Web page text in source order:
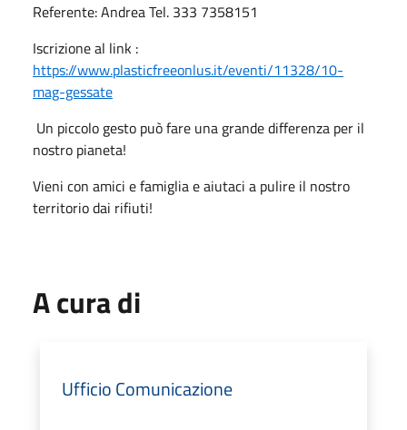
Referente: Andrea Tel. 333 7358151
Iscrizione al link :
https://www.plasticfreeonlus.it/eventi/11328/10-
mag-gessate
Un piccolo gesto può fare una grande differenza per il
nostro pianeta!
Vieni con amici e famiglia e aiutaci a pulire il nostro
territorio dai rifiuti!
A cura di
Ufficio Comunicazione